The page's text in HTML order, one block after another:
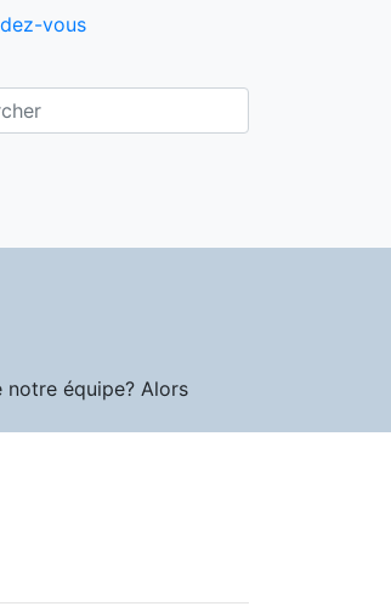
vous
notre équipe? Alors